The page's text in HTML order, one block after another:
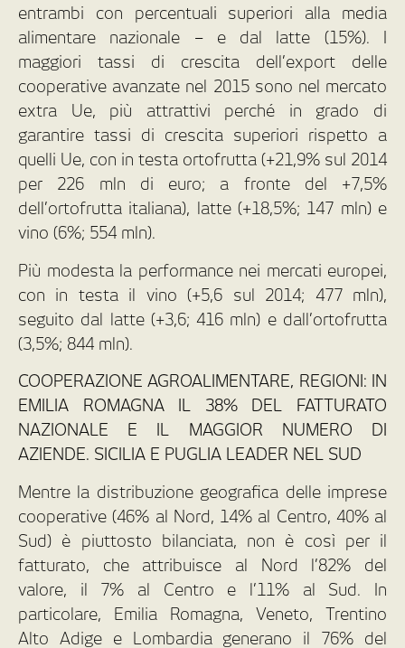
entrambi con percentuali superiori alla media
alimentare nazionale – e dal latte (15%). I
maggiori tassi di crescita dell’export delle
cooperative avanzate nel 2015 sono nel mercato
extra Ue, più attrattivi perché in grado di
garantire tassi di crescita superiori rispetto a
quelli Ue, con in testa ortofrutta (+21,9% sul 2014
per 226 mln di euro; a fronte del +7,5%
dell’ortofrutta italiana), latte (+18,5%; 147 mln) e
vino (6%; 554 mln).
Più modesta la performance nei mercati europei,
con in testa il vino (+5,6 sul 2014; 477 mln),
seguito dal latte (+3,6; 416 mln) e dall’ortofrutta
(3,5%; 844 mln).
COOPERAZIONE AGROALIMENTARE, REGIONI: IN
EMILIA ROMAGNA IL 38% DEL FATTURATO
NAZIONALE E IL MAGGIOR NUMERO DI
AZIENDE. SICILIA E PUGLIA LEADER NEL SUD
Mentre la distribuzione geografica delle imprese
cooperative (46% al Nord, 14% al Centro, 40% al
Sud) è piuttosto bilanciata, non è così per il
fatturato, che attribuisce al Nord l’82% del
valore, il 7% al Centro e l’11% al Sud. In
particolare, Emilia Romagna, Veneto, Trentino
Alto Adige e Lombardia generano il 76% del